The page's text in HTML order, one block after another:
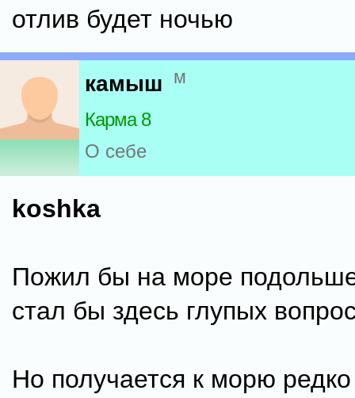
отлив будет ночью
камыш м
Карма 8
О себе
koshka
Пожил бы на море
стал бы здесь глупых
Но получается к морю